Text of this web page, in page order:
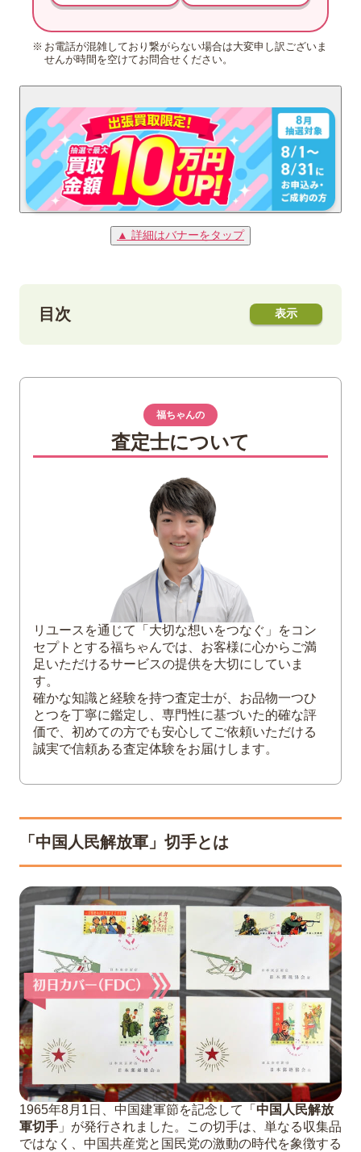
お電話が混雑しており繋がらない場合は大変申し訳ございま
せんが時間を空けてお問合せください。
▲ 詳細はバナーをタップ
目次
「中国人民解放軍」切手の種類とデザイン
毛沢東選集を学ぶ
五好戦士
武装訓練を学ぶ民兵
戦士と人民の友愛
文工隊の活動
「中国人民解放軍」切手の市場価値～高価
買取ポイント～
ポイント1：切手の状態を悪くしないよう
に注意する
ポイント2：希少性のある切手の種類を把
握しておく
ポイント3：中国切手の買取に力を入れて
いる業者かどうか確認する
福ちゃんの
査定士について
リユースを通じて「大切な想いをつなぐ」をコン
セプトとする福ちゃんでは、お客様に心からご満
足いただけるサービスの提供を大切にしていま
す。
確かな知識と経験を持つ査定士が、お品物一つひ
とつを丁寧に鑑定し、専門性に基づいた的確な評
価で、初めての方でも安心してご依頼いただける
誠実で信頼ある査定体験をお届けします。
「中国人民解放軍」切手とは
1965年8月1日、中国建軍節を記念して「 中国人民解放
軍切手 」が発行されました。この切手は、単なる収集品
ではなく、中国共産党と国民党の激動の時代を象徴する